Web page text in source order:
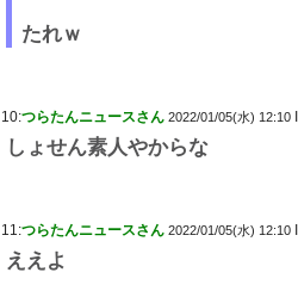
たれｗ
10:つらたんニュースさん 2022/01/05(水) 12:10
しょせん素人やからな
11:つらたんニュースさん 2022/01/05(水) 12:10
ええよ